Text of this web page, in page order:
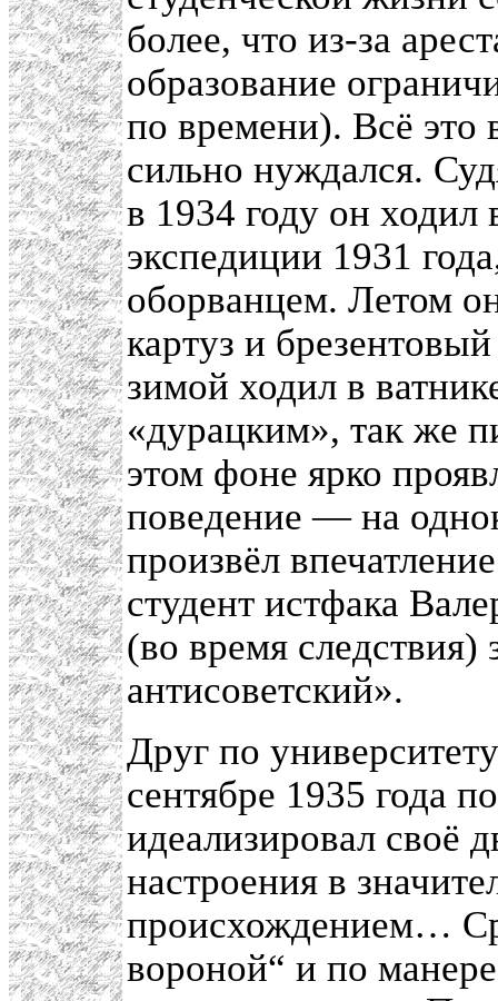
более, что из-за
образование
по времени). Всё
сильно нуждался.
в 1934 году он
экспедиции 1931
оборванцем. Летом
картуз и
зимой ходил в
«дурацким», так же
этом фоне ярко
поведение — на
произвёл
студент истфака
(во время
антисоветский».
Друг по
сентябре 1935 года
идеализировал своё
настроения в
происхождением…
вороной“ и по